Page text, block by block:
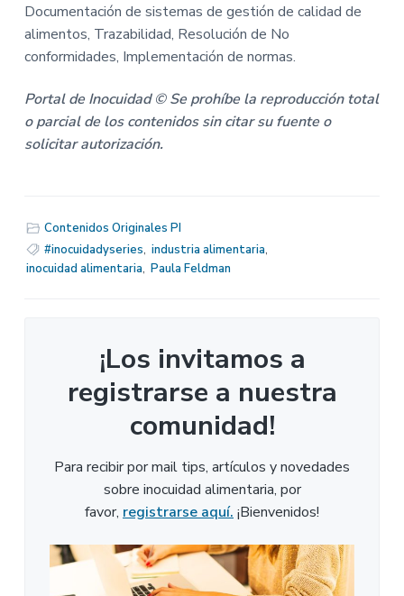
Documentación de sistemas de gestión de calidad de
alimentos, Trazabilidad, Resolución de No
conformidades, Implementación de normas.
Portal de Inocuidad © Se prohíbe la reproducción total
o parcial de los contenidos sin citar su fuente o
solicitar autorización.
Contenidos Originales PI
#inocuidadyseries, industria alimentaria,
inocuidad alimentaria, Paula Feldman
¡Los invitamos a
registrarse a nuestra
comunidad!
Para recibir por mail tips, artículos y novedades
sobre inocuidad alimentaria, por
favor, registrarse aquí. ¡Bienvenidos!